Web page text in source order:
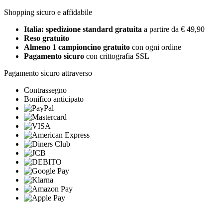
Shopping sicuro e affidabile
Italia: spedizione standard gratuita a partire da € 49,90
Reso gratuito
Almeno 1 campioncino gratuito con ogni ordine
Pagamento sicuro con crittografia SSL
Pagamento sicuro attraverso
Contrassegno
Bonifico anticipato